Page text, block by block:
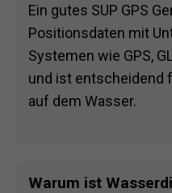
Ein gutes SUP GPS
Positionsdaten mit
Systemen wie GPS,
und ist entscheidend
auf dem Wasser.
Warum ist